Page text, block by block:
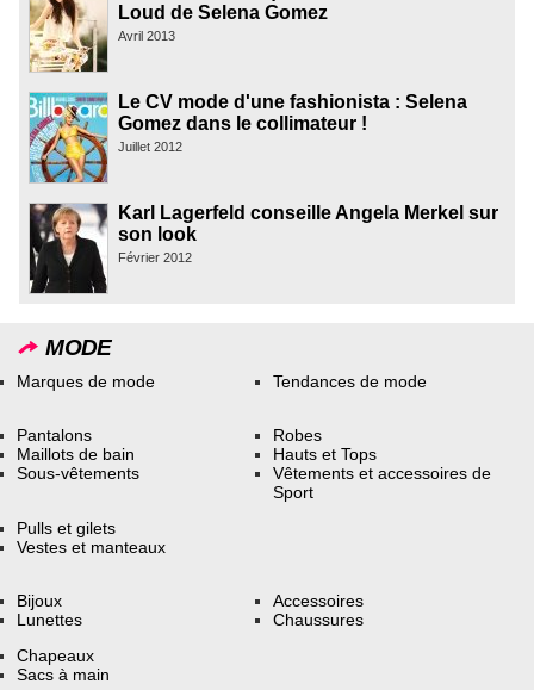
Loud de Selena Gomez
Avril 2013
Le CV mode d'une fashionista : Selena
Gomez dans le collimateur !
Juillet 2012
Karl Lagerfeld conseille Angela Merkel sur
son look
Février 2012
MODE
Marques de mode Tendances de mode
Pantalons
Maillots de bain
Sous-vêtements
Robes
Hauts et Tops
Vêtements et accessoires de
Sport
Pulls et gilets
Vestes et manteaux
Bijoux
Lunettes
Accessoires
Chaussures
Chapeaux
Sacs à main